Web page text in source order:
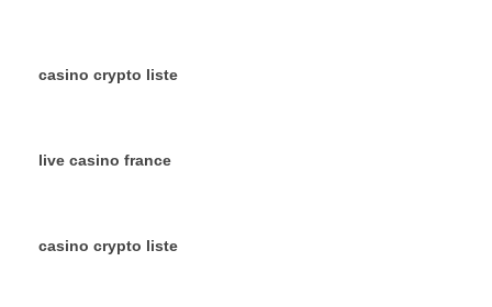
casino crypto liste
live casino france
casino crypto liste